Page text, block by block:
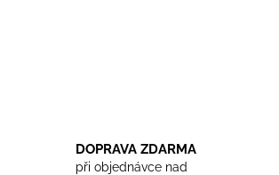
DOPRAVA ZDARMA
při objednávce nad